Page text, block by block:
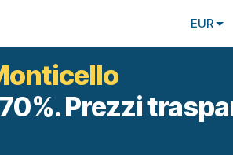
EUR
Prezzi